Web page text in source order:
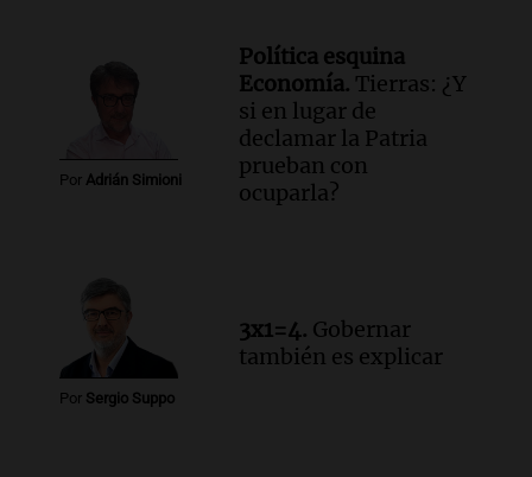
Manifestación en Rosario contra
la ley de Propiedad Privada debatida en
el Senado.
Viva la Radio Rosario
Episodios
Luis Juez cuestionó la polémica
Informados al regreso
Episodios
Por Adrián Simioni
Política esquina
Economía. Tierras: ¿Y
si en lugar de
declamar la Patria
prueban con
ocuparla?
Por Sergio Suppo
3x1=4. Gobernar
también es explicar